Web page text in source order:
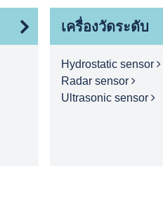
เครื่องวัดระดับ
Hydrostatic sensor
Radar sensor
Ultrasonic sensor